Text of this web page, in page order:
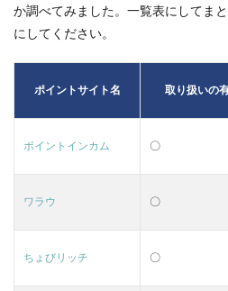
か調べてみました。一覧表にしてま
にしてください。
ポイントサイト名 取り扱いの
ポイントインカム 〇
ワラウ 〇
ちょびリッチ 〇